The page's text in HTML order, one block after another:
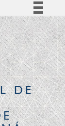
BR
DE